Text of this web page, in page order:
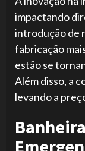
impactando
introdução de
fabricação
estão se
Além disso, a
levando a